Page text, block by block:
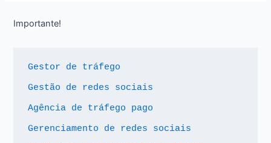
Importante!
Gestor de tráfego
Gestão de redes sociais
Agência de tráfego pago
Gerenciamento de redes sociais